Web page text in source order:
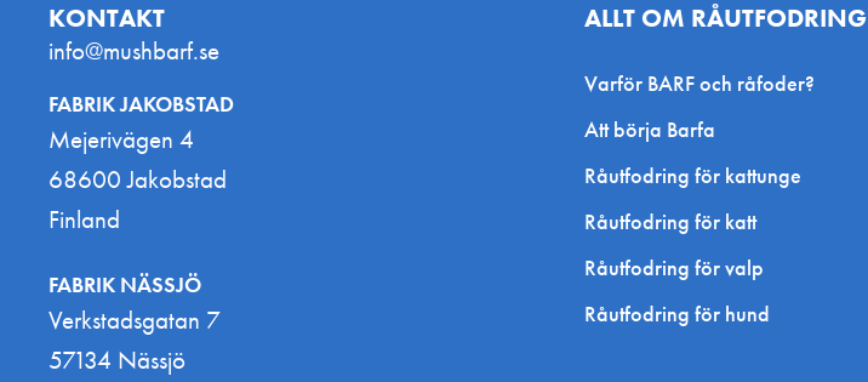
KONTAKT
info@mushbarf.se
FABRIK JAKOBSTAD
Mejerivägen 4
68600 Jakobstad
Finland
FABRIK NÄSSJÖ
Verkstadsgatan 7
57134 Nässjö
ALLT OM RÅUTFODRING
Varför BARF och råfoder?
Att börja Barfa
Råutfodring för kattunge
Råutfodring för katt
Råutfodring för valp
Råutfodring för hund